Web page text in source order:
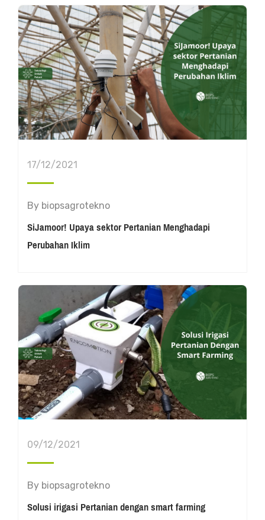
17/12/2021
By biopsagrotekno
SiJamoor! Upaya sektor Pertanian Menghadapi
Perubahan Iklim
09/12/2021
By biopsagrotekno
Solusi irigasi Pertanian dengan smart farming